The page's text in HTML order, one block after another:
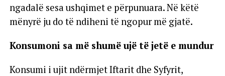
ngadalë sesa ushqimet e përpunuara. Në këtë
mënyrë ju do të ndiheni të ngopur më gjatë.
Konsumoni sa më shumë ujë të jetë e mundur
Konsumi i ujit ndërmjet Iftarit dhe Syfyrit,